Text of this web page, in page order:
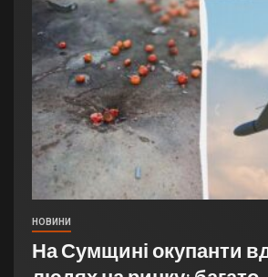
НОВИНИ
На Сумщині окупанти